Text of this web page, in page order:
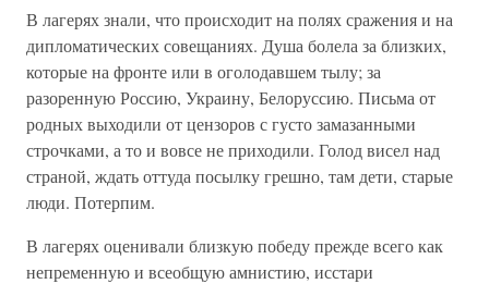
В лагерях знали, что происходит на полях сражения и на
дипломатических совещаниях. Душа болела за близких,
которые на фронте или в оголодавшем тылу; за
разоренную Россию, Украину, Белоруссию. Письма от
родных выходили от цензоров с густо замазанными
строчками, а то и вовсе не приходили. Голод висел над
страной, ждать оттуда посылку грешно, там дети, старые
люди. Потерпим.
В лагерях оценивали близкую победу прежде всего как
непременную и всеобщую амнистию, исстари